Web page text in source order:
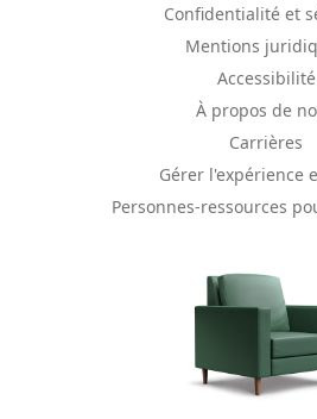
Confidentialité et
Mentions
Accessibilité
À propos de
Carrières
Gérer l'expérience
Personnes-ressources